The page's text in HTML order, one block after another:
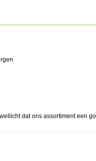
dat ons assortiment een